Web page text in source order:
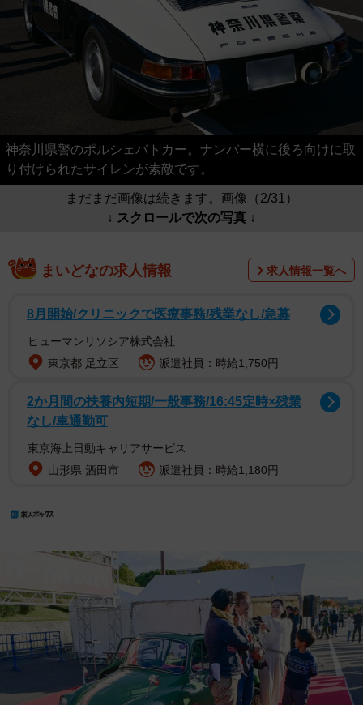
神奈川県警のポルシェパトカー。ナンバー横に後ろ向けに取
り付けられたサイレンが素敵です。
まだまだ画像は続きます。画像（2/31）
↓ スクロールで次の写真 ↓
まいどなの求人情報 求人情報一覧へ
8月開始/クリニックで医療事務/残業なし/急募
ヒューマンリソシア株式会社
東京都 足立区
派遣社員：時給1,750円
2か月間の扶養内短期/一般事務/16:45定時×残業
なし/車通勤可
東京海上日動キャリアサービス
山形県 酒田市
派遣社員：時給1,180円